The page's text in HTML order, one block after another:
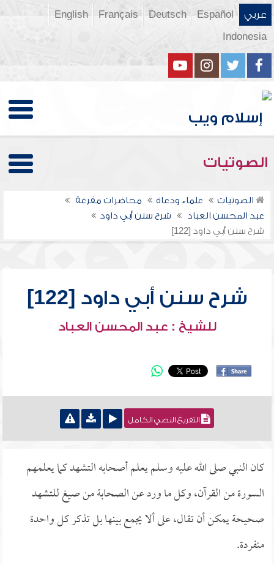
عربي Español
Deutsch
Français
English
Indonesia
الصوتيات
الصوتيات علماء ودعاة
محاضرات مفرغة
عبد المحسن العباد
شرح سنن أبي داود
شرح سنن أبي داود [122]
شرح سنن أبي داود [122]
للشيخ : عبد المحسن العباد
التفريغ النصي الكامل
كان النبي صلى الله عليه وسلم يعلم أصحابه التشهد كما يعلمهم
السورة من القرآن، وكل ما ورد عن الصحابة من صيغ للتشهد
صحيحة يمكن أن تقال، على ألا يجمع بينها بل تذكر كل واحدة
منفردة.